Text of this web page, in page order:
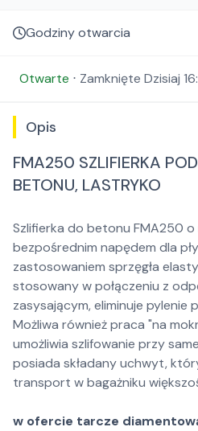
Godziny otwarcia
Otwarte ⋅ Zamknięte Dzisiaj
Opis
FMA250 SZLIFIERKA
BETONU, LASTRYKO
Szlifierka do betonu FMA250 o
bezpośrednim napędem dla
zastosowaniem sprzęgła
stosowany w połączeniu z
zasysającym, eliminuje pylenie
Możliwa również praca "na
umożliwia szlifowanie przy
posiada składany uchwyt,
transport w bagażniku
w ofercie tarcze